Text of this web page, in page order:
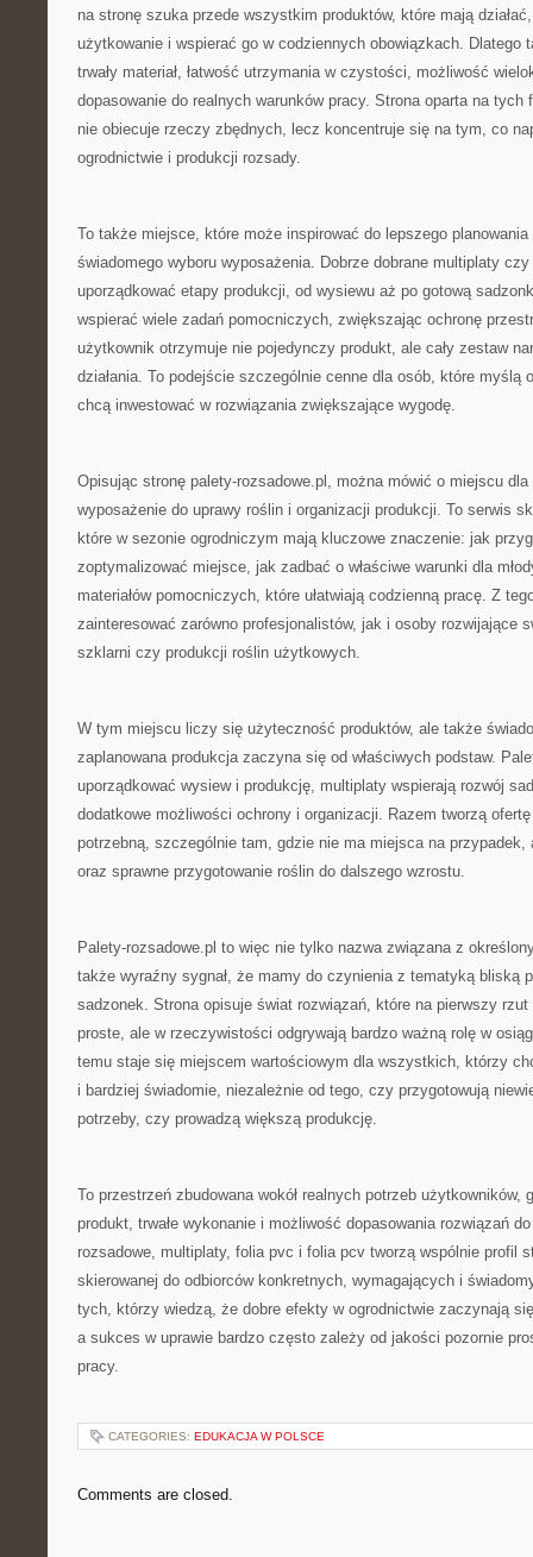
na stronę szuka przede wszystkim produktów, które mają
użytkowanie i wspierać go w codziennych obowiązkach. Dlatego
trwały materiał, łatwość utrzymania w czystości, możliwość
dopasowanie do realnych warunków pracy. Strona oparta na tych
nie obiecuje rzeczy zbędnych, lecz koncentruje się na tym, co
ogrodnictwie i produkcji rozsady.
To także miejsce, które może inspirować do lepszego
świadomego wyboru wyposażenia. Dobrze dobrane multiplaty
uporządkować etapy produkcji, od wysiewu aż po gotową
wspierać wiele zadań pomocniczych, zwiększając ochronę
użytkownik otrzymuje nie pojedynczy produkt, ale cały zestaw
działania. To podejście szczególnie cenne dla osób, które myślą
chcą inwestować w rozwiązania zwiększające wygodę.
Opisując stronę palety-rozsadowe.pl, można mówić o miejscu
wyposażenie do uprawy roślin i organizacji produkcji. To serwis
które w sezonie ogrodniczym mają kluczowe znaczenie: jak
zoptymalizować miejsce, jak zadbać o właściwe warunki dla
materiałów pomocniczych, które ułatwiają codzienną pracę. Z
zainteresować zarówno profesjonalistów, jak i osoby rozwijające
szklarni czy produkcji roślin użytkowych.
W tym miejscu liczy się użyteczność produktów, ale także
zaplanowana produkcja zaczyna się od właściwych podstaw.
uporządkować wysiew i produkcję, multiplaty wspierają rozwój
dodatkowe możliwości ochrony i organizacji. Razem tworzą
potrzebną, szczególnie tam, gdzie nie ma miejsca na
oraz sprawne przygotowanie roślin do dalszego wzrostu.
Palety-rozsadowe.pl to więc nie tylko nazwa związana z
także wyraźny sygnał, że mamy do czynienia z tematyką bliską
sadzonek. Strona opisuje świat rozwiązań, które na pierwszy
proste, ale w rzeczywistości odgrywają bardzo ważną rolę w
temu staje się miejscem wartościowym dla wszystkich, którzy
i bardziej świadomie, niezależnie od tego, czy przygotowują
potrzeby, czy prowadzą większą produkcję.
To przestrzeń zbudowana wokół realnych potrzeb
produkt, trwałe wykonanie i możliwość dopasowania rozwiązań
rozsadowe, multiplaty, folia pvc i folia pcv tworzą wspólnie profil
skierowanej do odbiorców konkretnych, wymagających i
tych, którzy wiedzą, że dobre efekty w ogrodnictwie zaczynają
a sukces w uprawie bardzo często zależy od jakości pozornie
pracy.
CATEGORIES: EDUKACJA W POLSCE
Comments are closed.